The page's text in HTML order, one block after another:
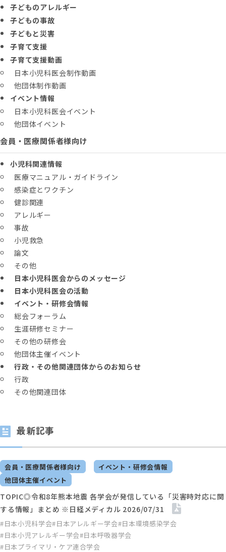
子どものアレルギー
子どもの事故
子どもと災害
子育て支援
子育て支援動画
日本小児科医会制作動画
他団体制作動画
イベント情報
日本小児科医会イベント
他団体イベント
会員・医療関係者様向け
小児科関連情報
医療マニュアル・ガイドライン
感染症とワクチン
健診関連
アレルギー
事故
小児救急
論文
その他
日本小児科医会からのメッセージ
日本小児科医会の活動
イベント・研修会情報
総会フォーラム
生涯研修セミナー
その他の研修会
他団体主催イベント
行政・その他関連団体からのお知らせ
行政
その他関連団体
最新記事
会員・医療関係者様向け
イベント・研修会情報
他団体主催イベント
#日本小児科学会#日本アレルギー学会#日本環境感染学会
#日本小児アレルギー学会#日本呼吸器学会
#日本プライマリ・ケア連合学会
TOPIC◎令和8年熊本地震 各学会が発信している「災害時対応に関
する情報」まとめ ※日経メディカル 2026/07/31